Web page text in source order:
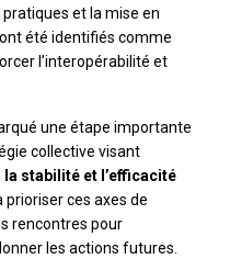
pratiques et la mise en
été identifiés comme
l’interopérabilité et
une étape importante
collective visant
stabilité et l’efficacité
prioriser ces axes de
rencontres pour
les actions futures.